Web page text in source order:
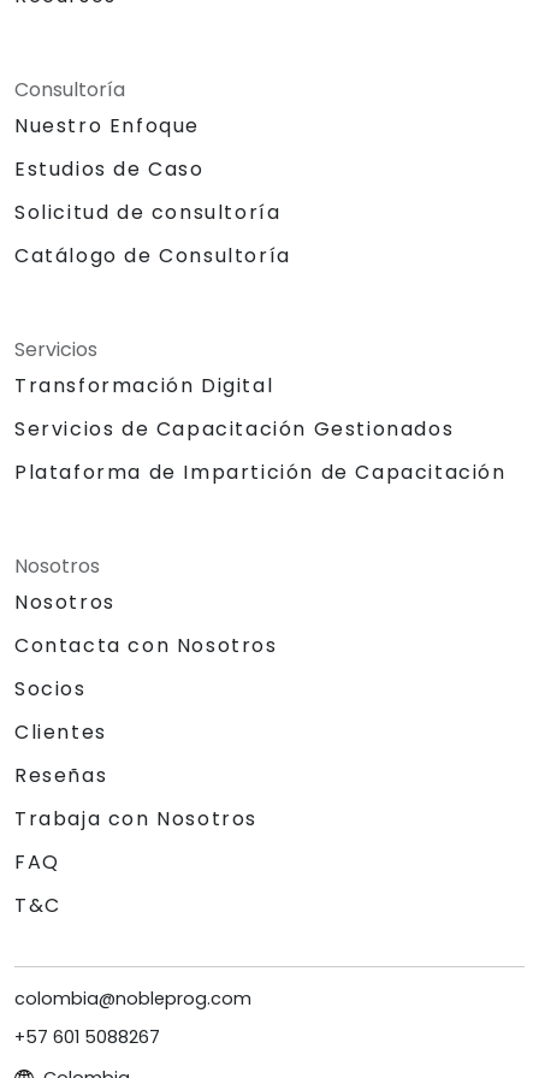
Consultoría
Nuestro Enfoque
Estudios de Caso
Solicitud de consultoría
Catálogo de Consultoría
Servicios
Transformación Digital
Servicios de Capacitación Gestionados
Plataforma de Impartición de Capacitación
Nosotros
Nosotros
Contacta con Nosotros
Socios
Clientes
Reseñas
Trabaja con Nosotros
FAQ
T&C
colombia@nobleprog.com
+57 601 5088267